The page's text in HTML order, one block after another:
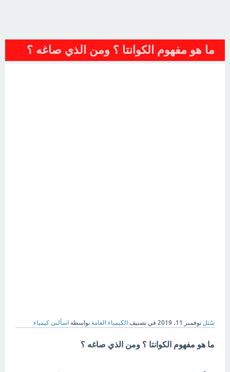
ما هو مفهوم الكوانتا ؟ ومن الذي صاغه ؟
سُئل نوفمبر 11، 2019 في تصنيف الكيمياء العامة بواسطة اسألنى كيمياء
ما هو مفهوم الكوانتا ؟ ومن الذي صاغه ؟